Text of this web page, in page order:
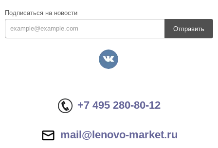
Подписаться на новости
Отправить
+7 495 280-80-12
mail@lenovo-market.ru